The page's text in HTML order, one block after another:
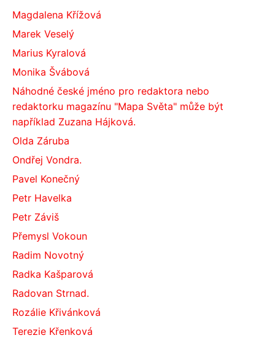
Magdalena Křížová
Marek Veselý
Marius Kyralová
Monika Švábová
Náhodné české jméno pro redaktora nebo
redaktorku magazínu "Mapa Světa" může být
například Zuzana Hájková.
Olda Záruba
Ondřej Vondra.
Pavel Konečný
Petr Havelka
Petr Záviš
Přemysl Vokoun
Radim Novotný
Radka Kašparová
Radovan Strnad.
Rozálie Křivánková
Terezie Křenková